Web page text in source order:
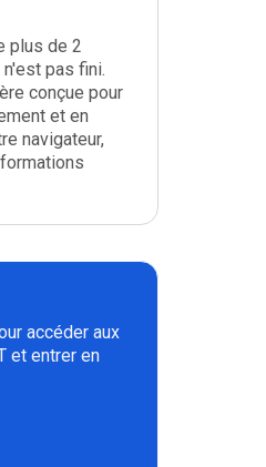
plus de 2
pas fini.
conçue pour
et en
navigateur,
accéder aux
et entrer en